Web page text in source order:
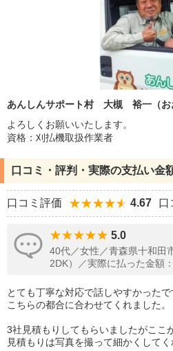
あんしんサポート村 大槻 裕一（お
よろしくお願いいたします。
資格：刈払機取扱作業者
口コミ・評判・実際の支払い金
口コミ評価 4.67 口
5.0
40代／女性／青森県十和田
2DK）／実際に払った金額
とても丁寧な対応で話しやすかったで
こちらの都合に合わせてくれました。
3社見積もりしてもらいましたがここ
見積もりは写真を撮って細かくしてく